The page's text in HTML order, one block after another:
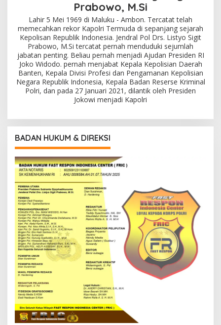
Prabowo, M.Si
Lahir 5 Mei 1969 di Maluku - Ambon. Tercatat telah
memecahkan rekor Kapolri Termuda di sepanjang sejarah
Kepolisan Republik Indonesia. Jendral Pol Drs. Listyo Sigit
Prabowo, M.Si tercatat pernah menduduki sejumlah
jabatan penting. Beliau pernah menjadi Ajudan Presiden RI
Joko Widodo. pernah menjabat Kepala Kepolisian Daerah
Banten, Kepala Divisi Profesi dan Pengamanan Kepolisian
Negara Republik Indonesia, Kepala Badan Reserse Kriminal
Polri, dan pada 27 Januari 2021, dilantik oleh Presiden
Jokowi menjadi Kapolri
BADAN HUKUM & DIREKSI